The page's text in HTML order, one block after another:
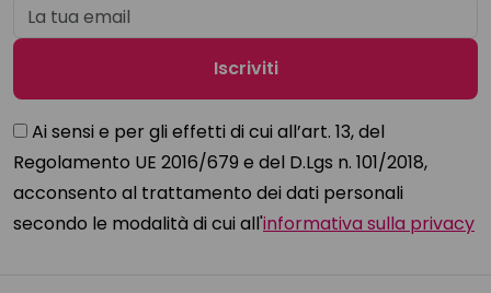
Ai sensi e per gli effetti di cui all’art. 13, del
Regolamento UE 2016/679 e del D.Lgs n. 101/2018,
acconsento al trattamento dei dati personali
secondo le modalità di cui all'informativa sulla privacy